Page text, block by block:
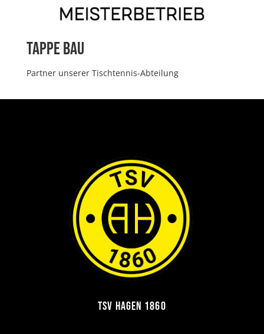
Tappe Bau
Partner unserer Tischtennis-Abteilung
TSV Hagen 1860